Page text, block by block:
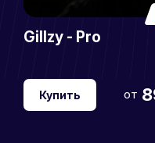
Gillzy - Pro
Купить от